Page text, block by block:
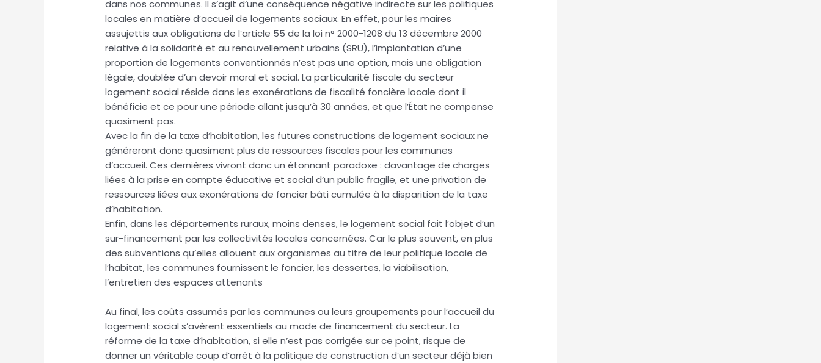
dans nos communes. Il s’agit d’une conséquence négative indirecte sur les politiques
locales en matière d’accueil de logements sociaux. En effet, pour les maires
assujettis aux obligations de l’article 55 de la loi n° 2000-1208 du 13 décembre 2000
relative à la solidarité et au renouvellement urbains (SRU), l’implantation d’une
proportion de logements conventionnés n’est pas une option, mais une obligation
légale, doublée d’un devoir moral et social. La particularité fiscale du secteur
logement social réside dans les exonérations de fiscalité foncière locale dont il
bénéficie et ce pour une période allant jusqu’à 30 années, et que l’État ne compense
quasiment pas.
Avec la fin de la taxe d’habitation, les futures constructions de logement sociaux ne
généreront donc quasiment plus de ressources fiscales pour les communes
d’accueil. Ces dernières vivront donc un étonnant paradoxe : davantage de charges
liées à la prise en compte éducative et social d’un public fragile, et une privation de
ressources liées aux exonérations de foncier bâti cumulée à la disparition de la taxe
d’habitation.
Enfin, dans les départements ruraux, moins denses, le logement social fait l’objet d’un
sur-financement par les collectivités locales concernées. Car le plus souvent, en plus
des subventions qu’elles allouent aux organismes au titre de leur politique locale de
l’habitat, les communes fournissent le foncier, les dessertes, la viabilisation,
l’entretien des espaces attenants
Au final, les coûts assumés par les communes ou leurs groupements pour l’accueil du
logement social s’avèrent essentiels au mode de financement du secteur. La
réforme de la taxe d’habitation, si elle n’est pas corrigée sur ce point, risque de
donner un véritable coup d’arrêt à la politique de construction d’un secteur déjà bien